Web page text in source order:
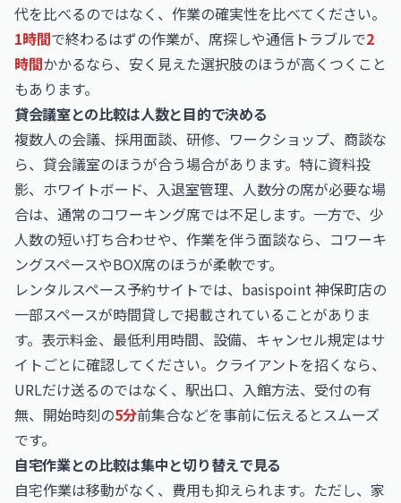
代を比べるのではなく、作業の確実性を比べてください。
1時間で終わるはずの作業が、席探しや通信トラブルで2
時間かかるなら、安く見えた選択肢のほうが高くつくこと
もあります。
貸会議室との比較は人数と目的で決める
複数人の会議、採用面談、研修、ワークショップ、商談な
ら、貸会議室のほうが合う場合があります。特に資料投
影、ホワイトボード、入退室管理、人数分の席が必要な場
合は、通常のコワーキング席では不足します。一方で、少
人数の短い打ち合わせや、作業を伴う面談なら、コワーキ
ングスペースやBOX席のほうが柔軟です。
レンタルスペース予約サイトでは、basispoint 神保町店の
一部スペースが時間貸しで掲載されていることがありま
す。表示料金、最低利用時間、設備、キャンセル規定はサ
イトごとに確認してください。クライアントを招くなら、
URLだけ送るのではなく、駅出口、入館方法、受付の有
無、開始時刻の5分前集合などを事前に伝えるとスムーズ
です。
自宅作業との比較は集中と切り替えで見る
自宅作業は移動がなく、費用も抑えられます。ただし、家